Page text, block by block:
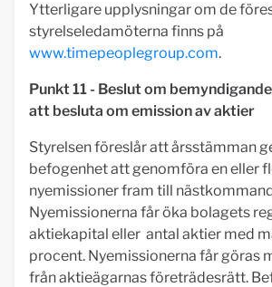
Ytterligare upplysningar om de
styrelseledamöterna finns på
www.timepeoplegroup.com.
Punkt 11 - Beslut om
att besluta om emission av aktier
Styrelsen föreslår att årsstämman
befogenhet att genomföra en eller
nyemissioner fram till
Nyemissionerna får öka bolagets
aktiekapital eller antal aktier med
procent. Nyemissionerna får göras
från aktieägarnas företrädesrätt.